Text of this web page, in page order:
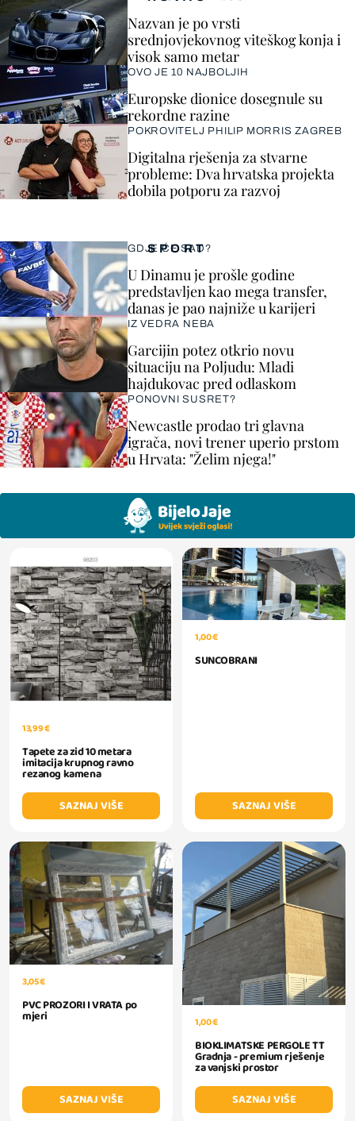
SPORT
GDJE ĆE SAD?
U Dinamu je prošle godine
predstavljen kao mega transfer,
danas je pao najniže u karijeri
IZ VEDRA NEBA
Garcijin potez otkrio novu
situaciju na Poljudu: Mladi
hajdukovac pred odlaskom
PONOVNI SUSRET?
Newcastle prodao tri glavna
igrača, novi trener uperio prstom
u Hrvata: "Želim njega!"
Nazvan je po vrsti
srednjovjekovnog viteškog konja i
visok samo metar
OVO JE 10 NAJBOLJIH
Europske dionice dosegnule su
rekordne razine
POKROVITELJ PHILIP MORRIS ZAGREB
Digitalna rješenja za stvarne
probleme: Dva hrvatska projekta
dobila potporu za razvoj
13,99 €
Tapete za zid 10 metara
imitacija krupnog ravno
rezanog kamena
SAZNAJ VIŠE
1,00 €
SUNCOBRANI
SAZNAJ VIŠE
3,05 €
PVC PROZORI I VRATA po
mjeri
SAZNAJ VIŠE
1,00 €
BIOKLIMATSKE PERGOLE TT
Gradnja - premium rješenje
za vanjski prostor
SAZNAJ VIŠE